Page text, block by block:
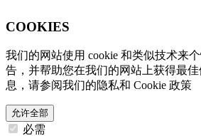
COOKIES
我们的网站使用 cookie 和类似技术来
告，并帮助您在我们的网站上获得最
息，请参阅我们的隐私和 Cookie 政策
允许全部
必需